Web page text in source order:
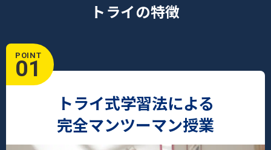
トライの特徴
POINT
01
トライ式学習法による
完全マンツーマン授業